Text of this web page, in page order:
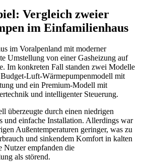
Vergleich zweier
im Einfamilienhaus
im Voralpenland mit moderner
Umstellung von einer Gasheizung auf
Im konkreten Fall standen zwei Modelle
Luft-Wärmepumpenmodell mit
und ein Premium-Modell mit
und intelligenter Steuerung.
überzeugte durch einen niedrigen
und einfache Installation. Allerdings war
Außentemperaturen geringer, was zu
und sinkendem Komfort in kalten
Nutzer empfanden die
als störend.